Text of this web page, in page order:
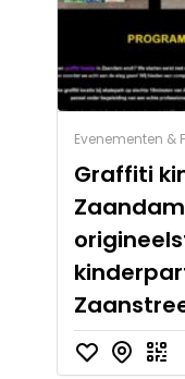
Evenementen &
Graffiti